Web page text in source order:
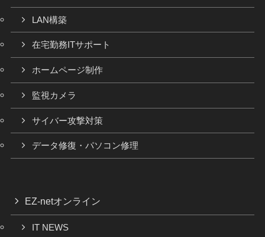
LAN構築
在宅勤務ITサポート
ホームページ制作
監視カメラ
サイバー攻撃対策
データ修復・パソコン修理
EZ-netオンライン
IT NEWS